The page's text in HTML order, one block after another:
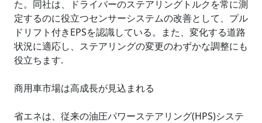
た。同社は、ドライバーのステアリングトルクを常に測
定するのに役立つセンサーシステムの改善として、プル
ドリフト付きEPSを認識している。また、変化する道路
状況に適応し、ステアリングの変更のわずかな調整にも
役立ちます.
商用車市場は高成長が見込まれる
省エネは、従来の油圧パワーステアリング(HPS)システ